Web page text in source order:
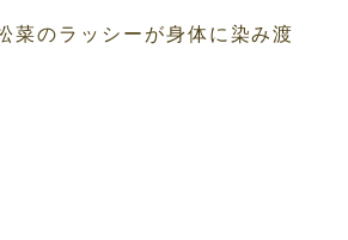
菜のラッシーが身体に染み渡